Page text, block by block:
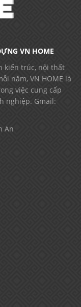
VN HOME
kiến trúc, nội thất
năm, VN HOME là
việc cung cấp
nghiệp. Gmail:
An